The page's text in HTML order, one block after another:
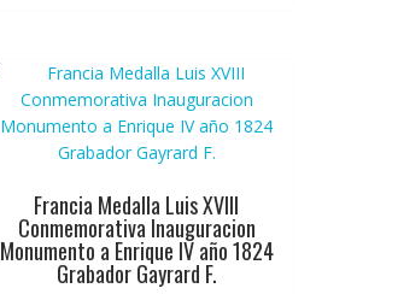
Francia Medalla Luis XVIII
Conmemorativa Inauguracion
Monumento a Enrique IV año 1824
Grabador Gayrard F.